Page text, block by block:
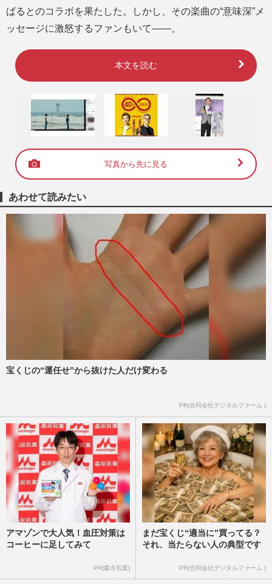
ばるとのコラボを果たした。しかし、その楽曲の“意味深”メ
ッセージに激怒するファンもいて――。
本文を読む
写真から先に見る
あわせて読みたい
宝くじの“運任せ”から抜けた人だけ変わる
PR(合同会社デジタルファーム )
アマゾンで大人気！血圧対策は
コーヒーに足してみて
PR(森永乳業)
まだ宝くじ“適当に”買ってる？
それ、当たらない人の典型です
PR(合同会社デジタルファーム )